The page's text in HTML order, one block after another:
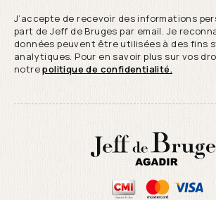
J’accepte de recevoir des informations
part de Jeff de Bruges par email. Je
données peuvent être utilisées à des fins
analytiques. Pour en savoir plus sur vos
notrepolitique de confidentialité.